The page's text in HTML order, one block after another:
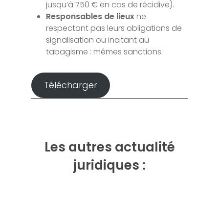
jusqu’à 750 € en cas de récidive).
Responsables de lieuxne
respectant pas leurs obligations de
signalisation ou incitant au
tabagisme : mêmes sanctions.
Télécharger
Les autres actualité
juridiques :